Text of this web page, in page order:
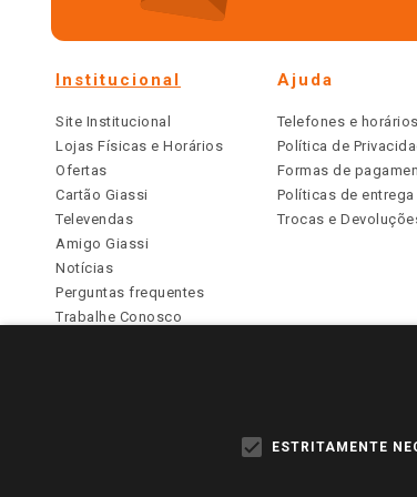
Institucional
Site Institucional
Lojas Físicas e Horários
Ofertas
Cartão Giassi
Televendas
Amigo Giassi
Notícias
Perguntas frequentes
Trabalhe Conosco
Ajuda
Telefones e
Política de
Formas de
Políticas de entrega
Trocas e
PARA VER OS PREÇOS DA SUA
TODOS OS PREÇOS E CONDIÇÕES
ESTRITAMENTE